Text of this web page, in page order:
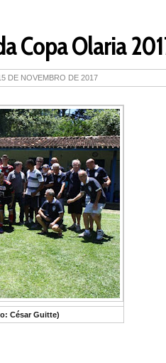
Copa Olaria
DE NOVEMBRO DE 2017
César Guitte)